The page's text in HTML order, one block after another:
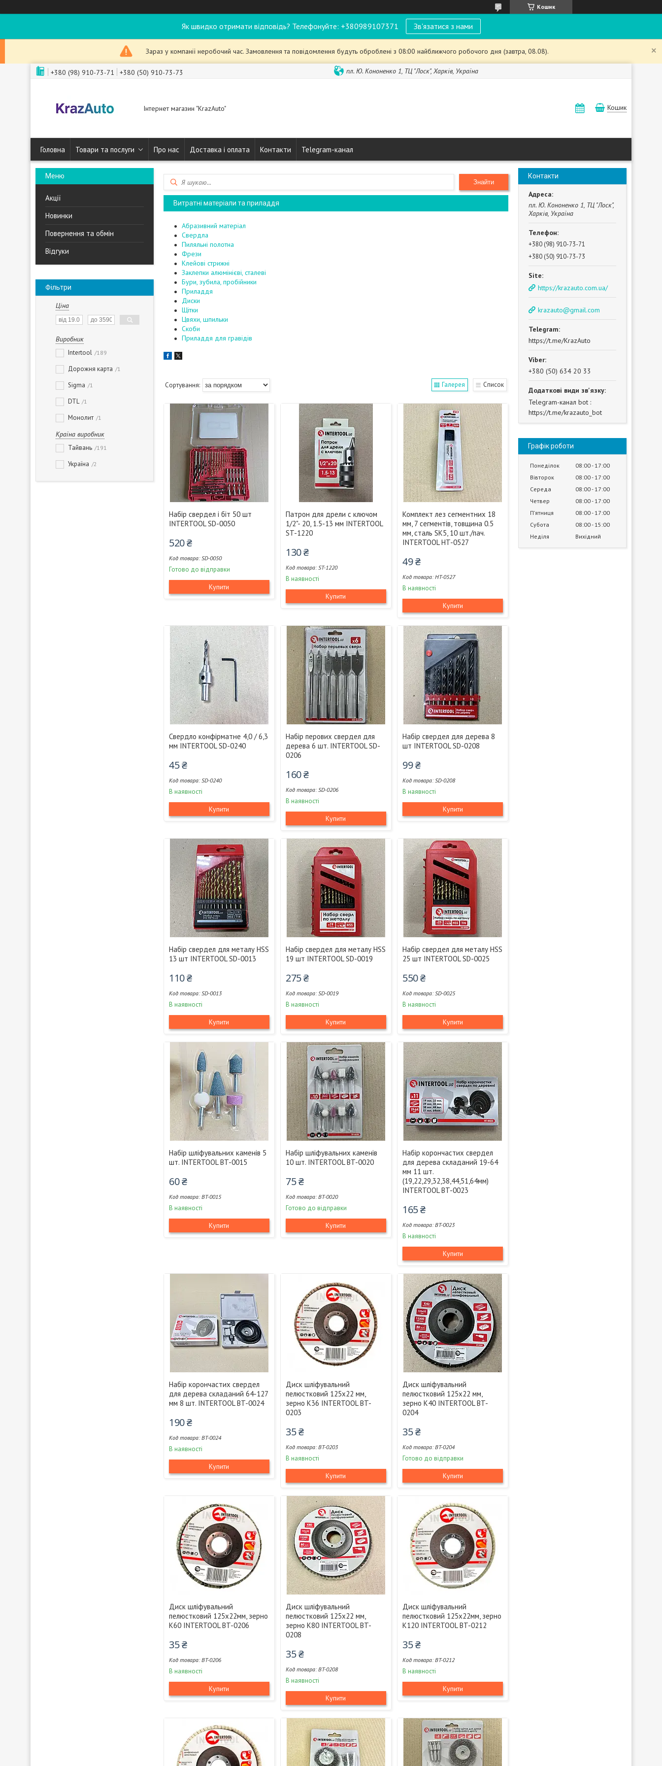
Кошик
Як швидко отримати відповідь? Телефонуйте: +380989107371 Зв'язатися з нами
Зараз у компанії неробочий час. Замовлення та повідомлення будуть оброблені з 08:00 найближчого робочого дня (завтра, 08.08).
+380 (98) 910-73-71 +380 (50) 910-73-73 пл. Ю. Кононенко 1, ТЦ "Лоск", Харків, Україна
Інтернет магазин "KrazAuto" Кошик
Головна Товари та послуги Про нас Доставка і оплата Контакти Telegram-канал
Акції
Новинки
Повернення та обмін
Відгуки
Фільтри
Ціна
Виробник
Intertool 189
Дорожня карта 1
Sigma 1
DTL 1
Монолит 1
Країна виробник
Тайвань 191
Україна 2
Знайти
Витратні матеріали та приладдя
Абразивний матеріал
Свердла
Пиляльні полотна
Фрези
Клейові стрижні
Заклепки алюмінієві, сталеві
Бури, зубила, пробійники
Приладдя
Диски
Щітки
Цвяхи, шпильки
Скоби
Приладдя для гравідів
Галерея Список
Набір свердел і біт 50 шт
INTERTOOL SD-0050
520 ₴
SD-0050
Готово до відправки
Купити
Патрон для дрели с ключом
1/2"- 20, 1.5-13 мм INTERTOOL
ST-1220
130 ₴
ST-1220
В наявності
Купити
Комплект лез сегментних 18
мм, 7 сегментів, товщина 0.5
мм, сталь SK5, 10 шт./пач.
INTERTOOL HT-0527
49 ₴
HT-0527
В наявності
Купити
Свердло конфірматне 4,0 / 6,3
мм INTERTOOL SD-0240
45 ₴
SD-0240
В наявності
Купити
Набір перових свердел для
дерева 6 шт. INTERTOOL SD-
0206
160 ₴
SD-0206
В наявності
Купити
Набір свердел для дерева 8
шт INTERTOOL SD-0208
99 ₴
SD-0208
В наявності
Купити
Набір свердел для металу HSS
13 шт INTERTOOL SD-0013
110 ₴
SD-0013
В наявності
Купити
Набір свердел для металу HSS
19 шт INTERTOOL SD-0019
275 ₴
SD-0019
В наявності
Купити
Набір свердел для металу HSS
25 шт INTERTOOL SD-0025
550 ₴
SD-0025
В наявності
Купити
Набір шліфувальних каменів 5
шт. INTERTOOL BT-0015
60 ₴
BT-0015
В наявності
Купити
Набір шліфувальних каменів
10 шт. INTERTOOL BT-0020
75 ₴
BT-0020
Готово до відправки
Купити
Набір корончастих свердел
для дерева складаний 19-64
мм 11 шт.
(19,22,29,32,38,44,51,64мм)
INTERTOOL BT-0023
165 ₴
BT-0023
В наявності
Купити
Набір корончастих свердел
для дерева складаний 64-127
мм 8 шт. INTERTOOL BT-0024
190 ₴
BT-0024
В наявності
Купити
Диск шліфувальний
пелюстковий 125x22 мм,
зерно K36 INTERTOOL BT-
0203
35 ₴
BT-0203
В наявності
Купити
Диск шліфувальний
пелюстковий 125x22 мм,
зерно K40 INTERTOOL BT-
0204
35 ₴
BT-0204
Готово до відправки
Купити
Диск шліфувальний
пелюстковий 125x22мм, зерно
K60 INTERTOOL BT-0206
35 ₴
BT-0206
В наявності
Купити
Диск шліфувальний
пелюстковий 125x22 мм,
зерно K80 INTERTOOL BT-
0208
35 ₴
BT-0208
В наявності
Купити
Диск шліфувальний
пелюстковий 125x22мм, зерно
K120 INTERTOOL BT-0212
35 ₴
BT-0212
В наявності
Купити
Контакти
пл. Ю. Кононенко 1, ТЦ "Лоск",
Харків, Україна
+380 (98) 910-73-71
+380 (50) 910-73-73
https://krazauto.com.ua/
krazauto@gmail.com
https://t.me/KrazAuto
+380 (50) 634 20 33
Telegram-канал bot
https://t.me/krazauto_bot
Графік роботи
Понеділок 08:00 17:00
Вівторок
08:00 17:00
Середа
08:00 17:00
Четвер
08:00 17:00
Пʼятниця
08:00 17:00
Субота
08:00 15:00
Неділя
Вихідний